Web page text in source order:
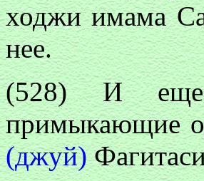
ходжи имама
нее.
(528) И еще
примыкающие
(джуй)